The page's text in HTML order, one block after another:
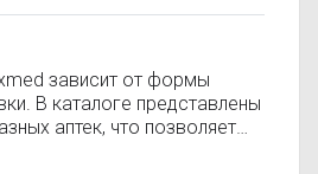
зависит от формы
В каталоге представлены
аптек, что позволяет
Жгут Apexmed по